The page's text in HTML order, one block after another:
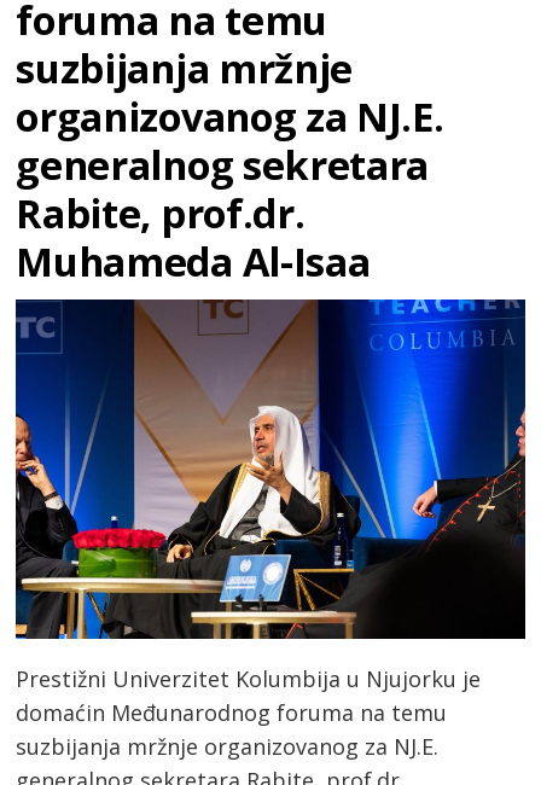
foruma na temu
suzbijanja mržnje
organizovanog za NJ.E.
generalnog sekretara
Rabite, prof.dr.
Muhameda Al-Isaa
Prestižni Univerzitet Kolumbija u Njujorku je
domaćin Međunarodnog foruma na temu
suzbijanja mržnje organizovanog za NJ.E.